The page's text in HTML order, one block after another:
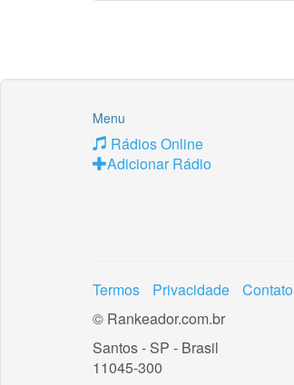
Menu
Rádios Online
Adicionar Rádio
Termos Privacidade
Contato
© Rankeador.com.br
Santos - SP - Brasil
11045-300